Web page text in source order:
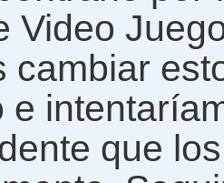
Video
cambiar
e
que